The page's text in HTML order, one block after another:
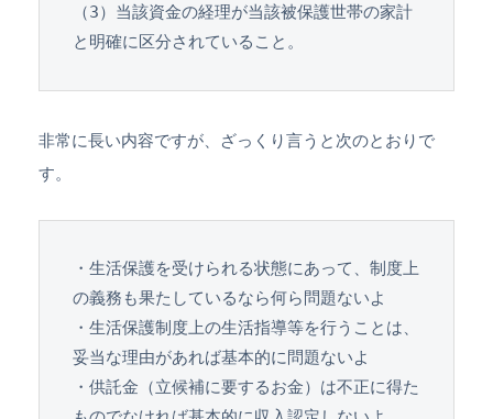
（3）当該資金の経理が当該被保護世帯の家計
と明確に区分されていること。
非常に長い内容ですが、ざっくり言うと次のとおりで
す。
・生活保護を受けられる状態にあって、制度上
の義務も果たしているなら何ら問題ないよ
・生活保護制度上の生活指導等を行うことは、
妥当な理由があれば基本的に問題ないよ
・供託金（立候補に要するお金）は不正に得た